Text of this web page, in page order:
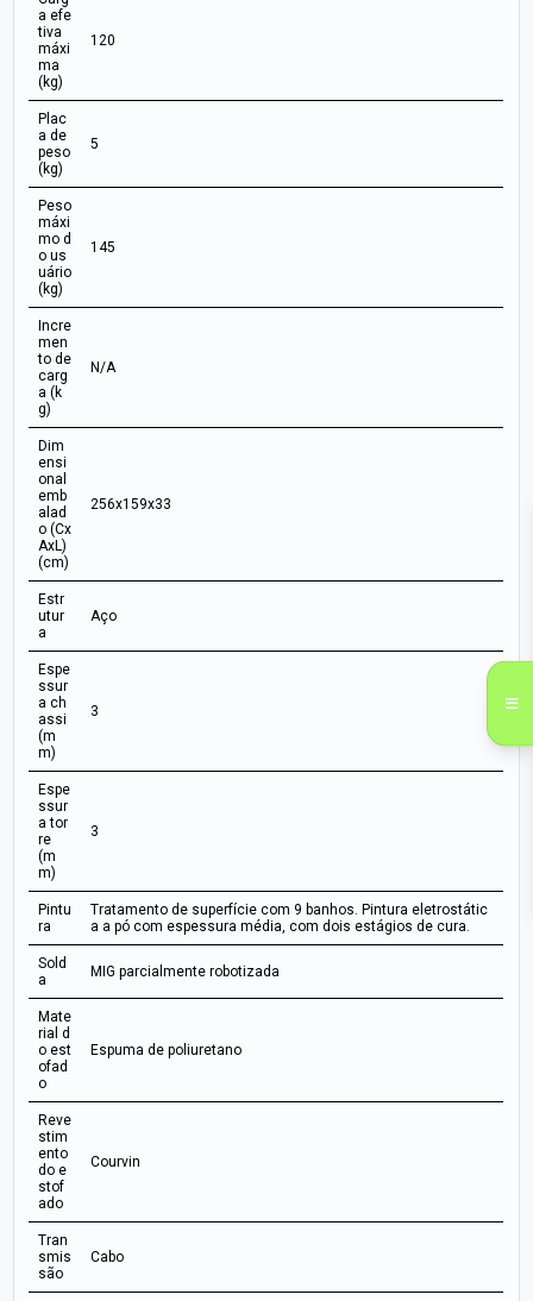
a efe
tiva
máxi
ma
(kg)
120
Plac
a de
peso
(kg)
5
Peso
máxi
mo d
o us
uário
(kg)
145
Incre
men
to de
carg
a (k
g)
N/A
Dim
ensi
onal
emb
alad
o (Cx
AxL)
(cm)
256x159x33
Estr
utur
a
Aço
Espe
ssur
a ch
assi
(m
m)
3
Espe
ssur
a tor
re
(m
m)
3
Pintu
ra
Tratamento de superfície com 9 banhos. Pintura eletrostátic
a a pó com espessura média, com dois estágios de cura.
Sold
a
MIG parcialmente robotizada
Mate
rial d
o est
ofad
o
Espuma de poliuretano
Reve
stim
ento
do e
stof
ado
Courvin
Tran
smis
são
Cabo